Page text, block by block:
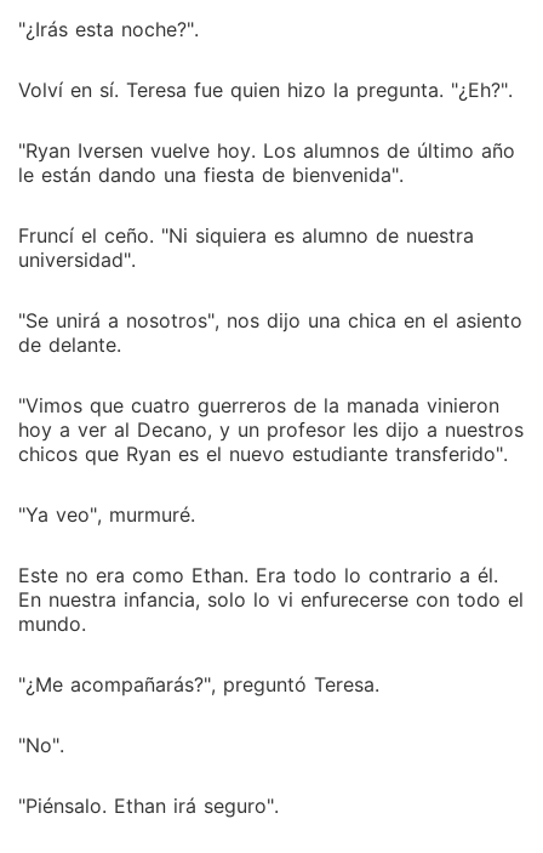
"¿Irás esta noche?".
Volví en sí. Teresa fue quien hizo la pregunta. "¿Eh?".
"Ryan Iversen vuelve hoy. Los alumnos de último año
le están dando una fiesta de bienvenida".
Fruncí el ceño. "Ni siquiera es alumno de nuestra
universidad".
"Se unirá a nosotros", nos dijo una chica en el asiento
de delante.
"Vimos que cuatro guerreros de la manada vinieron
hoy a ver al Decano, y un profesor les dijo a nuestros
chicos que Ryan es el nuevo estudiante transferido".
"Ya veo", murmuré.
Este no era como Ethan. Era todo lo contrario a él.
En nuestra infancia, solo lo vi enfurecerse con todo el
mundo.
"¿Me acompañarás?", preguntó Teresa.
"No".
"Piénsalo. Ethan irá seguro".